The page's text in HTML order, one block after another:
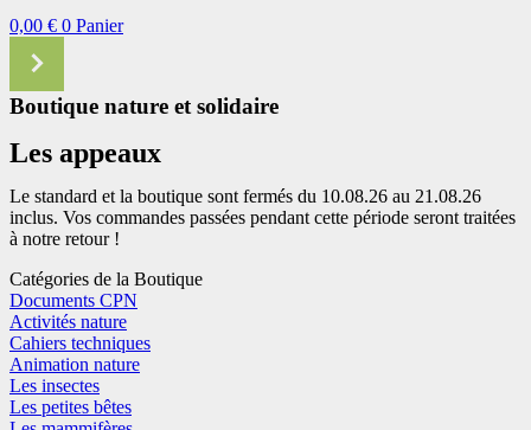
0,00 € 0 Panier
Boutique nature et solidaire
Les appeaux
Le standard et la boutique sont fermés du 10.08.26 au 21.08.26
inclus. Vos commandes passées pendant cette période seront traitées
à notre retour !
Catégories de la Boutique
Documents CPN
Activités nature
Cahiers techniques
Animation nature
Les insectes
Les petites bêtes